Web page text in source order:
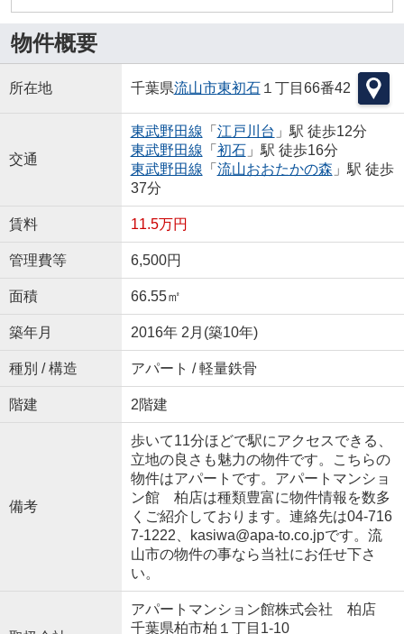
物件概要
所在地 千葉県流山市東初石１丁目66番42
交通
東武野田線 「 江戸川台 」駅 徒歩12分
東武野田線 「 初石」駅 徒歩16分
東武野田線 「 流山おおたかの森 」駅 徒歩
37分
賃料 11.5万円
管理費等 6,500円
面積 66.55㎡
築年月 2016年 2月(築10年)
種別 / 構造 アパート / 軽量鉄骨
階建 2階建
備考
歩いて11分ほどで駅にアクセスできる、
立地の良さも魅力の物件です。こちらの
物件はアパートです。アパートマンショ
ン館 柏店は種類豊富に物件情報を数多
くご紹介しております。連絡先は04-716
7-1222、kasiwa@apa-to.co.jpです。流
山市の物件の事なら当社にお任せ下さ
い。
アパートマンション館株式会社 柏店
千葉県柏市柏１丁目1-10